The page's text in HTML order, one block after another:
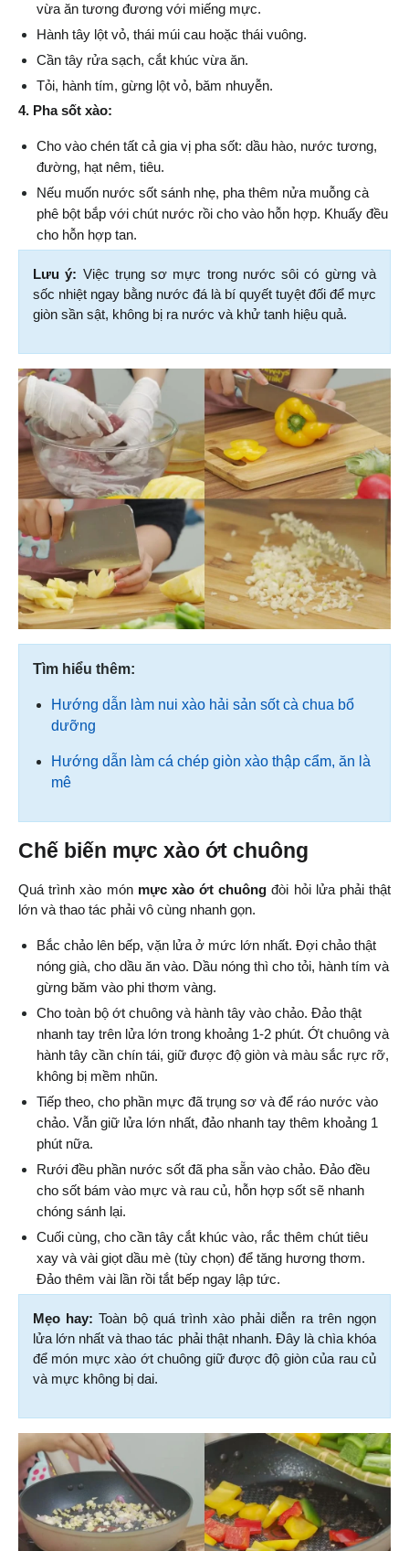
vừa ăn tương đương với miếng mực.
Hành tây lột vỏ, thái múi cau hoặc thái vuông.
Cần tây rửa sạch, cắt khúc vừa ăn.
Tỏi, hành tím, gừng lột vỏ, băm nhuyễn.
4. Pha sốt xào:
Cho vào chén tất cả gia vị pha sốt: dầu hào, nước tương,
đường, hạt nêm, tiêu.
Nếu muốn nước sốt sánh nhẹ, pha thêm nửa muỗng cà
phê bột bắp với chút nước rồi cho vào hỗn hợp. Khuấy đều
cho hỗn hợp tan.
Lưu ý: Việc trụng sơ mực trong nước sôi có gừng và
sốc nhiệt ngay bằng nước đá là bí quyết tuyệt đối để mực
giòn sần sật, không bị ra nước và khử tanh hiệu quả.
Tìm hiểu thêm:
Hướng dẫn làm nui xào hải sản sốt cà chua bổ
dưỡng
Hướng dẫn làm cá chép giòn xào thập cẩm, ăn là
mê
Chế biến mực xào ớt chuông
Quá trình xào món mực xào ớt chuông đòi hỏi lửa phải thật
lớn và thao tác phải vô cùng nhanh gọn.
Bắc chảo lên bếp, vặn lửa ở mức lớn nhất. Đợi chảo thật
nóng già, cho dầu ăn vào. Dầu nóng thì cho tỏi, hành tím và
gừng băm vào phi thơm vàng.
Cho toàn bộ ớt chuông và hành tây vào chảo. Đảo thật
nhanh tay trên lửa lớn trong khoảng 1-2 phút. Ớt chuông và
hành tây cần chín tái, giữ được độ giòn và màu sắc rực rỡ,
không bị mềm nhũn.
Tiếp theo, cho phần mực đã trụng sơ và để ráo nước vào
chảo. Vẫn giữ lửa lớn nhất, đảo nhanh tay thêm khoảng 1
phút nữa.
Rưới đều phần nước sốt đã pha sẵn vào chảo. Đảo đều
cho sốt bám vào mực và rau củ, hỗn hợp sốt sẽ nhanh
chóng sánh lại.
Cuối cùng, cho cần tây cắt khúc vào, rắc thêm chút tiêu
xay và vài giọt dầu mè (tùy chọn) để tăng hương thơm.
Đảo thêm vài lần rồi tắt bếp ngay lập tức.
Mẹo hay: Toàn bộ quá trình xào phải diễn ra trên ngọn
lửa lớn nhất và thao tác phải thật nhanh. Đây là chìa khóa
để món mực xào ớt chuông giữ được độ giòn của rau củ
và mực không bị dai.